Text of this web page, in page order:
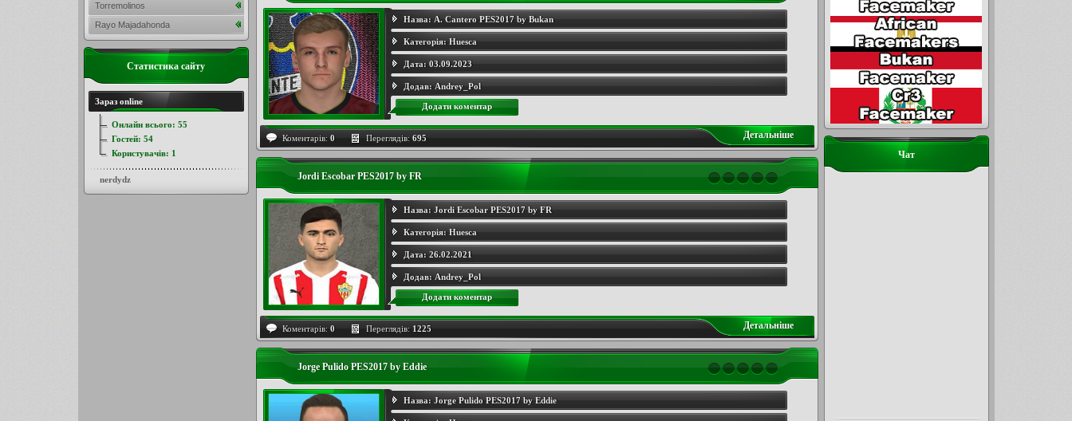
Назва: A. Cantero PES2017 by Bukan
Категорія: Huesca
Дата: 03.09.2023
Додав: Andrey_Pol
Додати коментар
Коментарів: 0 Переглядів: 695 Детальнiше
Jordi Escobar PES2017 by FR
Назва: Jordi Escobar PES2017 by FR
Категорія: Huesca
Дата: 26.02.2021
Додав: Andrey_Pol
Додати коментар
Коментарів: 0 Переглядів: 1225 Детальнiше
Jorge Pulido PES2017 by Eddie
Назва: Jorge Pulido PES2017 by Eddie
Чат
Torremolinos
Rayo Majadahonda
Статистика сайту
Зараз online
Онлайн всього: 55
Гостей: 54
Користувачів: 1
nerdydz